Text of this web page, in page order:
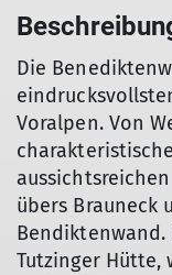
Die
Voralpen. Von
übers Brauneck
Tutzinger Hütte,